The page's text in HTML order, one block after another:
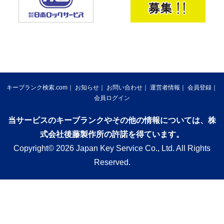
キーブランク検索.com お知らせ お問い合わせ 運営者情報
会員登録
会員ログイン
当サービスのキーブランクやその他の情報については、株
式会社後藤製作所の許諾を得ています。
Copyright© 2026 Japan Key Service Co., Ltd. All Rights
Reserved.